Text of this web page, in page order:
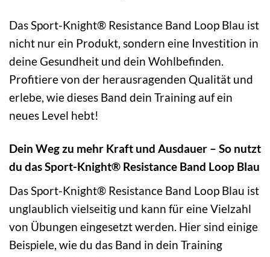
Das Sport-Knight® Resistance Band Loop Blau ist
nicht nur ein Produkt, sondern eine Investition in
deine Gesundheit und dein Wohlbefinden.
Profitiere von der herausragenden Qualität und
erlebe, wie dieses Band dein Training auf ein
neues Level hebt!
Dein Weg zu mehr Kraft und Ausdauer – So nutzt
du das Sport-Knight® Resistance Band Loop Blau
Das Sport-Knight® Resistance Band Loop Blau ist
unglaublich vielseitig und kann für eine Vielzahl
von Übungen eingesetzt werden. Hier sind einige
Beispiele, wie du das Band in dein Training